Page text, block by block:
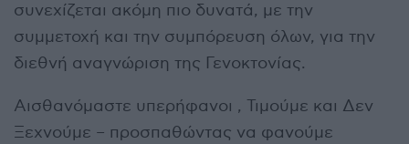
συνεχίζεται ακόμη πιο δυνατά, με την
συμμετοχή και την συμπόρευση όλων, για την
διεθνή αναγνώριση της Γενοκτονίας.
Αισθανόμαστε υπερήφανοι , Τιμούμε και Δεν
Ξεχνούμε – προσπαθώντας να φανούμε